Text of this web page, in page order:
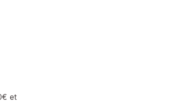
- Agent commercial immatriculé au RSAC de
et